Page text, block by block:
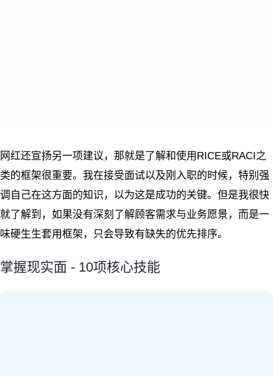
网红还宣扬另一项建议，那就是了解和使用RICE或RACI之
类的框架很重要。我在接受面试以及刚入职的时候，特别强
调自己在这方面的知识，以为这是成功的关键。但是我很快
就了解到，如果没有深刻了解顾客需求与业务愿景，而是一
味硬生生套用框架，只会导致有缺失的优先排序。
掌握现实面 - 10项核心技能